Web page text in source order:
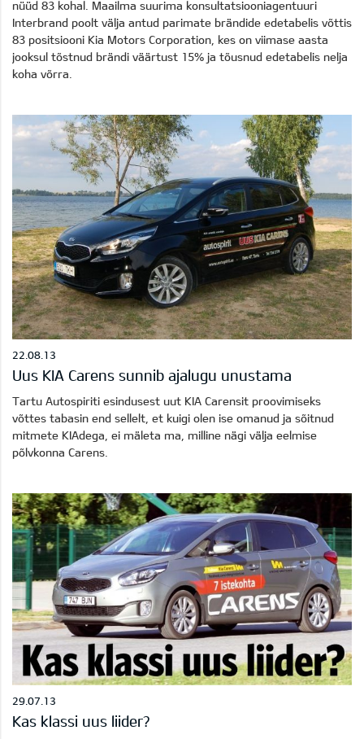
nüüd 83 kohal. Maailma suurima konsultatsiooniagentuuri
Interbrand poolt välja antud parimate brändide edetabelis võttis
83 positsiooni Kia Motors Corporation, kes on viimase aasta
jooksul tõstnud brändi väärtust 15% ja tõusnud edetabelis nelja
koha võrra.
22.08.13
Uus KIA Carens sunnib ajalugu unustama
Tartu Autospiriti esindusest uut KIA Carensit proovimiseks
võttes tabasin end sellelt, et kuigi olen ise omanud ja sõitnud
mitmete KIAdega, ei mäleta ma, milline nägi välja eelmise
põlvkonna Carens.
29.07.13
Kas klassi uus liider?